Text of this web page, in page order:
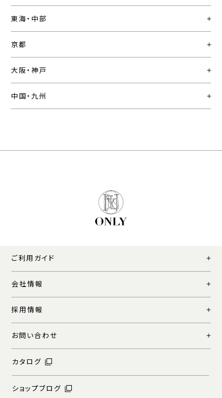
東海・中部
京都
大阪・神戸
中国・九州
ご利用ガイド
会社情報
採用情報
お問い合わせ
カタログ
ショップブログ